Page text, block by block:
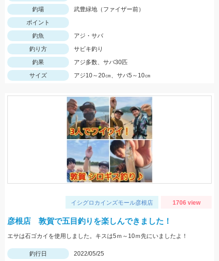
釣場
武豊緑地（ファイザー前）
ポイント
釣魚
アジ・サバ
釣り方
サビキ釣り
釣果
アジ多数、サバ30匹
サイズ
アジ10～20㎝、サバ5～10㎝
イシグロカインズモール彦根店 1706 view
彦根店 敦賀で五目釣りを楽しんできました！
エサは石ゴカイを使用しました。キスは5ｍ～10ｍ先にいましたよ！
釣行日
2022/05/25